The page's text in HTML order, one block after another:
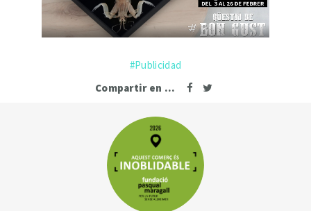
Publicidad
Compartir en ...